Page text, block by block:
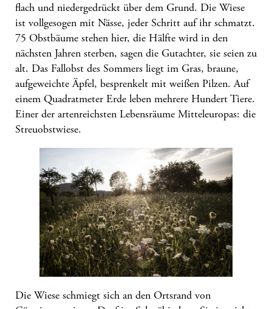
flach und niedergedrückt über dem Grund. Die Wiese
ist vollgesogen mit Nässe, jeder Schritt auf ihr schmatzt.
75 Obstbäume stehen hier, die Hälfte wird in den
nächsten Jahren sterben, sagen die Gutachter, sie seien zu
alt. Das Fallobst des Sommers liegt im Gras, braune,
aufgeweichte Äpfel, besprenkelt mit weißen Pilzen. Auf
einem Quadratmeter Erde leben mehrere Hundert Tiere.
Einer der artenreichsten Lebensräume Mitteleuropas: die
Streuobstwiese.
Die Wiese schmiegt sich an den Ortsrand von